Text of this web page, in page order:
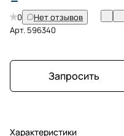
0
Нет отзывов
Арт. 596340
Запросить
Характеристики